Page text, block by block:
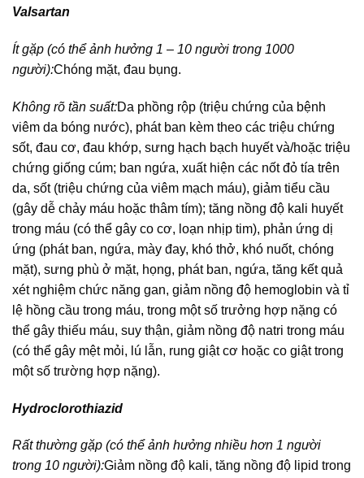
Valsartan
Ít gặp (có thể ảnh hưởng 1 – 10 người trong 1000
người):Chóng mặt, đau bụng.
Không rõ tần suất:Da phồng rộp (triệu chứng của bệnh
viêm da bóng nước), phát ban kèm theo các triệu chứng
sốt, đau cơ, đau khớp, sưng hạch bạch huyết và/hoặc triệu
chứng giống cúm; ban ngứa, xuất hiện các nốt đỏ tía trên
da, sốt (triệu chứng của viêm mạch máu), giảm tiểu cầu
(gây dễ chảy máu hoặc thâm tím); tăng nồng độ kali huyết
trong máu (có thể gây co cơ, loạn nhịp tim), phản ứng dị
ứng (phát ban, ngứa, mày đay, khó thở, khó nuốt, chóng
mặt), sưng phù ở mặt, họng, phát ban, ngứa, tăng kết quả
xét nghiệm chức năng gan, giảm nồng độ hemoglobin và tỉ
lệ hồng cầu trong máu, trong một số trưởng hợp nặng có
thể gây thiếu máu, suy thận, giảm nồng độ natri trong máu
(có thể gây mệt mỏi, lú lẫn, rung giật cơ hoặc co giật trong
một số trường hợp nặng).
Hydroclorothiazid
Rất thường gặp (có thể ảnh hưởng nhiều hơn 1 người
trong 10 người):Giảm nồng độ kali, tăng nồng độ lipid trong